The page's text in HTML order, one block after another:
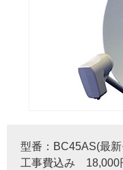
型番：BC45AS(最
工事費込み 18,000